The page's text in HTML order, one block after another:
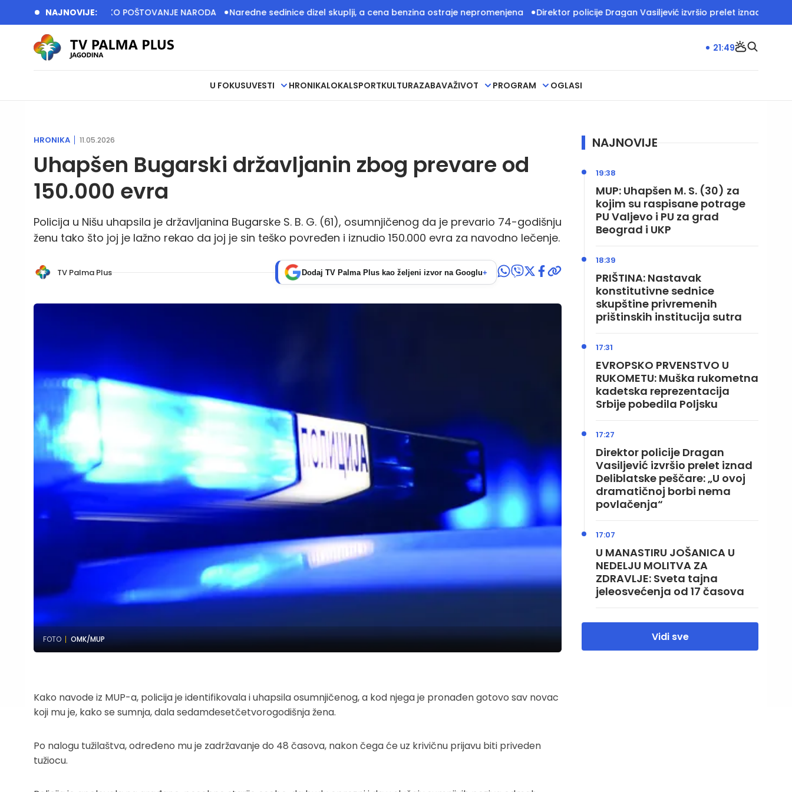
NAJNOVIJE:
IMA VELIKO POŠTOVANJE NARODA Naredne sedinice dizel skuplji, a cena benzina ostraje nepromenjena Direktor policije Dragan Vasiljević izvršio prelet iznad Deliblatske
U FOKUSUVESTI HRONIKALOKALSPORTKULTURAZABAVAŽIVOT PROGRAM OGLASI
21:49
HRONIKA 11.05.2026
Uhapšen Bugarski državljanin zbog prevare od
150.000 evra
Policija u Nišu uhapsila je državljanina Bugarske S. B. G. (61), osumnjičenog da je prevario 74-godišnju
ženu tako što joj je lažno rekao da joj je sin teško povređen i iznudio 150.000 evra za navodno lečenje.
TV Palma Plus Dodaj TV Palma Plus kao željeni izvor na Googlu+
FOTO OMK/MUP
Kako navode iz MUP-a, policija je identifikovala i uhapsila osumnjičenog, a kod njega je pronađen gotovo sav novac
koji mu je, kako se sumnja, dala sedamdesetčetvorogodišnja žena.
Po nalogu tužilaštva, određeno mu je zadržavanje do 48 časova, nakon čega će uz krivičnu prijavu biti priveden
tužiocu.
NAJNOVIJE
MUP: Uhapšen M. S. (30) za
kojim su raspisane potrage
PU Valjevo i PU za grad
Beograd i UKP
19:38
PRIŠTINA: Nastavak
konstitutivne sednice
skupštine privremenih
prištinskih institucija sutra
18:39
EVROPSKO PRVENSTVO U
RUKOMETU: Muška rukometna
kadetska reprezentacija
Srbije pobedila Poljsku
17:31
Direktor policije Dragan
Vasiljević izvršio prelet iznad
Deliblatske peščare: „U ovoj
dramatičnoj borbi nema
povlačenja“
17:27
U MANASTIRU JOŠANICA U
NEDELJU MOLITVA ZA
ZDRAVLJE: Sveta tajna
jeleosvećenja od 17 časova
17:07
Vidi sve